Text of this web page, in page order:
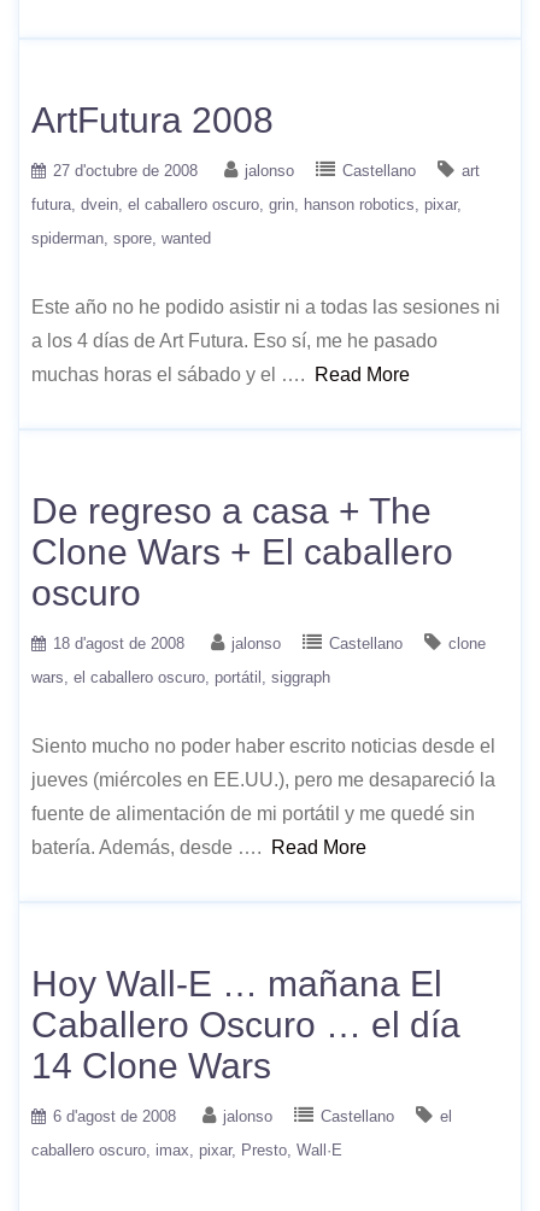
ArtFutura 2008
27 d'octubre de 2008 jalonso Castellano
art
futura dvein el caballero oscuro grin hanson robotics
pixar
spiderman spore wanted
Este año no he podido asistir ni a todas las sesiones ni
a los 4 días de Art Futura. Eso sí, me he pasado
muchas horas el sábado y el ….
Read More
De regreso a casa + The
Clone Wars + El caballero
oscuro
18 d'agost de 2008 jalonso Castellano
clone
wars el caballero oscuro portátil siggraph
Siento mucho no poder haber escrito noticias desde el
jueves (miércoles en EE.UU.), pero me desapareció la
fuente de alimentación de mi portátil y me quedé sin
batería. Además, desde ….
Read More
Hoy Wall-E … mañana El
Caballero Oscuro … el día
14 Clone Wars
6 d'agost de 2008 jalonso Castellano
el
caballero oscuro imax pixar Presto Wall·E